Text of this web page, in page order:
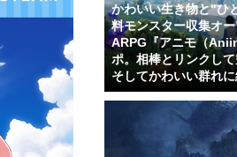
かわいい生き物と"ひ
料モンスター収集オ
ARPG『アニモ（
ポ。相棒とリンクし
そしてかわいい群れ